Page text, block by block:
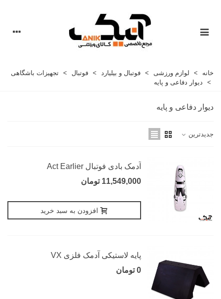
خانه > لوازم ورزشی > فوتبال و بیلیارد > فوتبال > تجهیزات باشگاهی
>
دیوار دفاعی و پایه
دیوار دفاعی و پایه
جدیدترین
آدمک بادی فوتبال Act Earlier
11,549,000 تومان
افزودن به سبد خرید
پایه لاستیکی آدمک فلزی VX
0 تومان